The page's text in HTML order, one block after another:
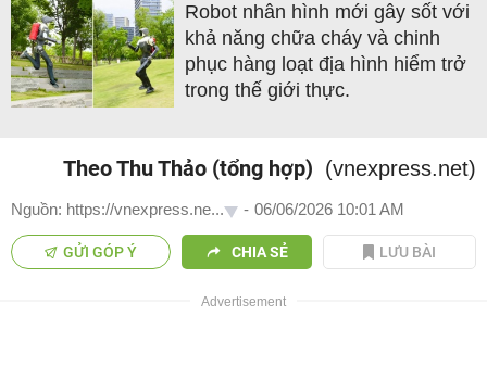
Robot nhân hình mới gây sốt với
khả năng chữa cháy và chinh
phục hàng loạt địa hình hiểm trở
trong thế giới thực.
Theo Thu Thảo (tổng hợp) (vnexpress.net)
Nguồn: https://vnexpress.ne... - 06/06/2026 10:01 AM
GỬI GÓP Ý CHIA SẺ LƯU BÀI